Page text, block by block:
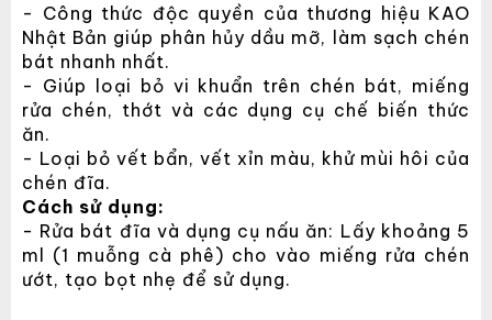
- Công thức độc quyền của thương hiệu KAO
Nhật Bản giúp phân hủy dầu mỡ, làm sạch chén
bát nhanh nhất.
- Giúp loại bỏ vi khuẩn trên chén bát, miếng
rửa chén, thớt và các dụng cụ chế biến thức
ăn.
- Loại bỏ vết bẩn, vết xỉn màu, khử mùi hôi của
chén đĩa.
Cách sử dụng:
- Rửa bát đĩa và dụng cụ nấu ăn: Lấy khoảng 5
ml (1 muỗng cà phê) cho vào miếng rửa chén
ướt, tạo bọt nhẹ để sử dụng.